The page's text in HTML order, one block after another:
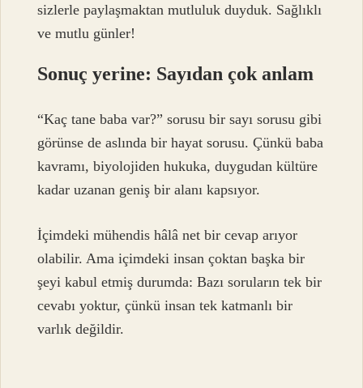
sizlerle paylaşmaktan mutluluk duyduk. Sağlıklı
ve mutlu günler!
Sonuç yerine: Sayıdan çok anlam
“Kaç tane baba var?” sorusu bir sayı sorusu gibi
görünse de aslında bir hayat sorusu. Çünkü baba
kavramı, biyolojiden hukuka, duygudan kültüre
kadar uzanan geniş bir alanı kapsıyor.
İçimdeki mühendis hâlâ net bir cevap arıyor
olabilir. Ama içimdeki insan çoktan başka bir
şeyi kabul etmiş durumda: Bazı soruların tek bir
cevabı yoktur, çünkü insan tek katmanlı bir
varlık değildir.